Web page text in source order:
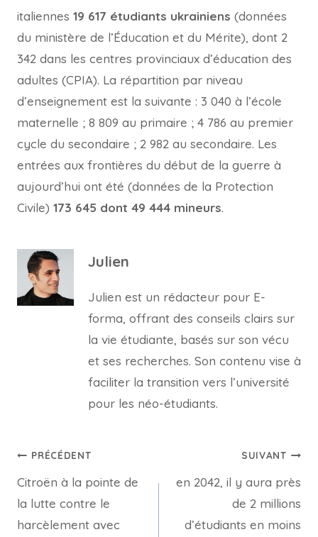
italiennes 19 617 étudiants ukrainiens (données
du ministère de l’Éducation et du Mérite), dont 2
342 dans les centres provinciaux d’éducation des
adultes (CPIA). La répartition par niveau
d’enseignement est la suivante : 3 040 à l’école
maternelle ; 8 809 au primaire ; 4 786 au premier
cycle du secondaire ; 2 982 au secondaire. Les
entrées aux frontières du début de la guerre à
aujourd’hui ont été (données de la Protection
Civile) 173 645 dont 49 444 mineurs.
Julien
Julien est un rédacteur pour E-
forma, offrant des conseils clairs sur
la vie étudiante, basés sur son vécu
et ses recherches. Son contenu vise à
faciliter la transition vers l’université
pour les néo-étudiants.
Navigation
de
l’article
PRÉCÉDENT
Citroën à la pointe de
la lutte contre le
harcèlement avec
SUIVANT
en 2042, il y aura près
de 2 millions
d’étudiants en moins